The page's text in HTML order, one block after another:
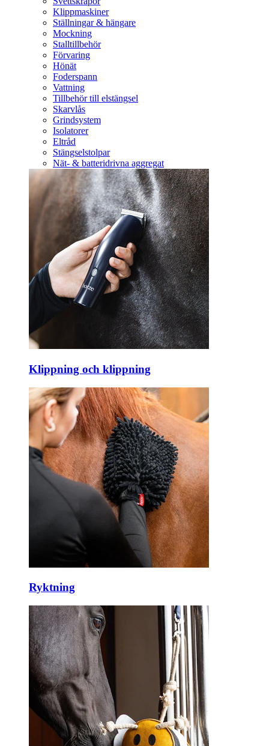
Klippmaskiner
Ställningar & hängare
Mockning
Stalltillbehör
Förvaring
Hönät
Foderspann
Vattning
Tillbehör till elstängsel
Skarvlås
Grindsystem
Isolatorer
Eltråd
Stängselstolpar
Nät- & batteridrivna aggregat
Klippning och klippning
Ryktning